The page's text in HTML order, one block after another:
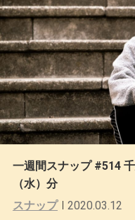
一週間スナップ #514
（水）分
スナップ
2020.03.12